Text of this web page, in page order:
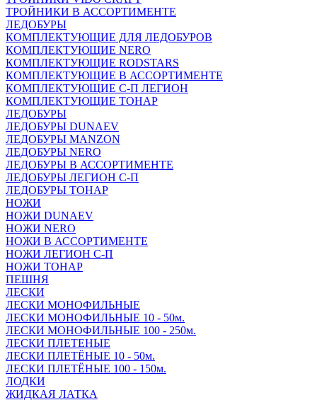
ТРОЙНИКИ В АССОРТИМЕНТЕ
ЛЕДОБУРЫ
КОМПЛЕКТУЮЩИЕ ДЛЯ ЛЕДОБУРОВ
КОМПЛЕКТУЮЩИЕ NERO
КОМПЛЕКТУЮЩИЕ RODSTARS
КОМПЛЕКТУЮЩИЕ В АССОРТИМЕНТЕ
КОМПЛЕКТУЮЩИЕ С-П ЛЕГИОН
КОМПЛЕКТУЮЩИЕ ТОНАР
ЛЕДОБУРЫ
ЛЕДОБУРЫ DUNAEV
ЛЕДОБУРЫ MANZON
ЛЕДОБУРЫ NERO
ЛЕДОБУРЫ В АССОРТИМЕНТЕ
ЛЕДОБУРЫ ЛЕГИОН С-П
ЛЕДОБУРЫ ТОНАР
НОЖИ
НОЖИ DUNAEV
НОЖИ NERO
НОЖИ В АССОРТИМЕНТЕ
НОЖИ ЛЕГИОН С-П
НОЖИ ТОНАР
ПЕШНЯ
ЛЕСКИ
ЛЕСКИ МОНОФИЛЬНЫЕ
ЛЕСКИ МОНОФИЛЬНЫЕ 10 - 50м.
ЛЕСКИ МОНОФИЛЬНЫЕ 100 - 250м.
ЛЕСКИ ПЛЕТЕНЫЕ
ЛЕСКИ ПЛЕТЁНЫЕ 10 - 50м.
ЛЕСКИ ПЛЕТЁНЫЕ 100 - 150м.
ЛОДКИ
ЖИДКАЯ ЛАТКА